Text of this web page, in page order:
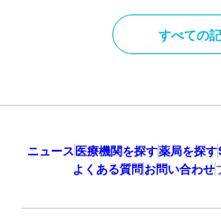
すべての
ニュース医療機関を探す薬局を探す
よくある質問お問い合わせ